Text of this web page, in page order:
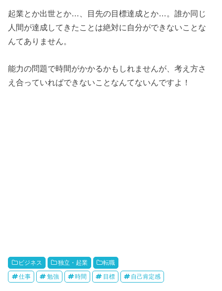
起業とか出世とか…、目先の目標達成とか…。誰か同じ
人間が達成してきたことは絶対に自分ができないことな
んてありません。
能力の問題で時間がかかるかもしれませんが、考え方さ
え合っていればできないことなんてないんですよ！
ビジネス 独立・起業 転職
仕事 勉強 時間 目標 自己肯定感